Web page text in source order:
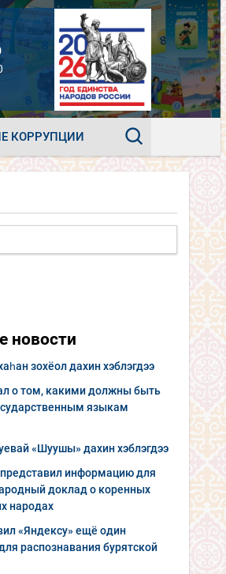
КОРРУПЦИИ
новости
зохёол дахин хэблэгдээ
о том, какими должны быть
языкам
«Шуушы» дахин хэблэгдээ
представил информацию для
доклад о коренных
народах
«Яндексу» ещё один
распознавания бурятской